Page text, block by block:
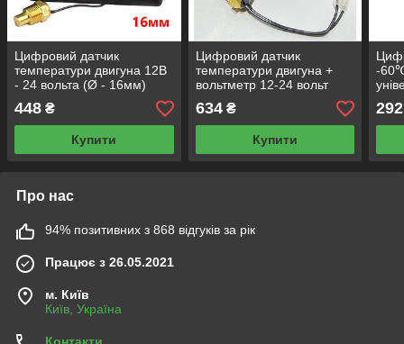
Цифровий датчик
температури двигуна 12В
- 24 вольта (Ø - 16мм)
448 ₴
Купити
Цифровий датчик
температури двигуна +
вольтметр 12-24 вольт
(Діаметр - 16 мм)
634₴
Купити
-
28V
292
Про нас
94% позитивних з 868 відгуків за рік
Працює з 26.05.2021
м. Київ
Київ, Україна